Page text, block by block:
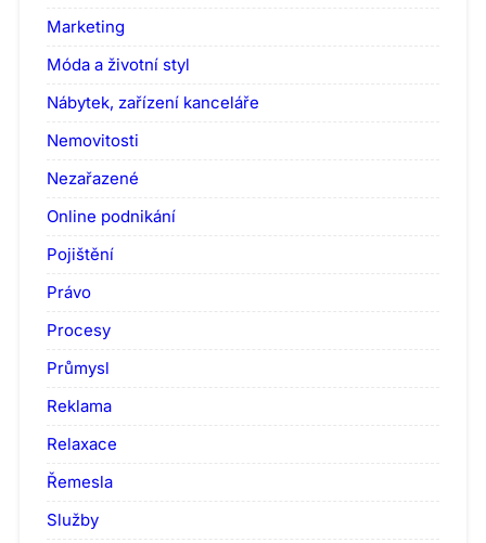
Marketing
Móda a životní styl
Nábytek, zařízení kanceláře
Nemovitosti
Nezařazené
Online podnikání
Pojištění
Právo
Procesy
Průmysl
Reklama
Relaxace
Řemesla
Služby